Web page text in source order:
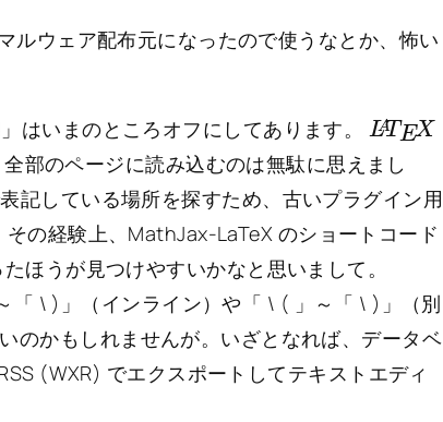
ウェア配布元になったので使うなとか、怖い
はいまのところオフにしてあります。 LAT E
X
部のページに読み込むのは無駄に思えまし
記している場所を探すため、古いプラグイン用
の経験上、MathJax-LaTeX のショートコード
うが見つけやすいかなと思いまして。
「 \ )」（インライン）や「 \ ( 」～「 \ )」（別
のかもしれませんが。いざとなれば、データベ
(WXR) でエクスポートしてテキストエディ